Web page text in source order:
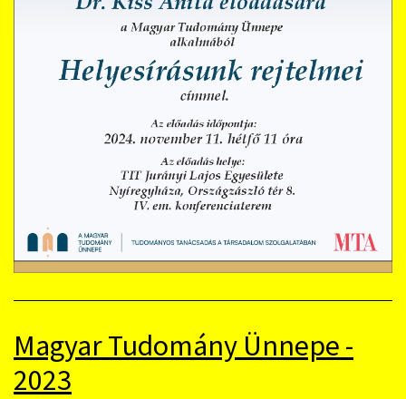
Magyar Tudomány Ünnepe -
2023